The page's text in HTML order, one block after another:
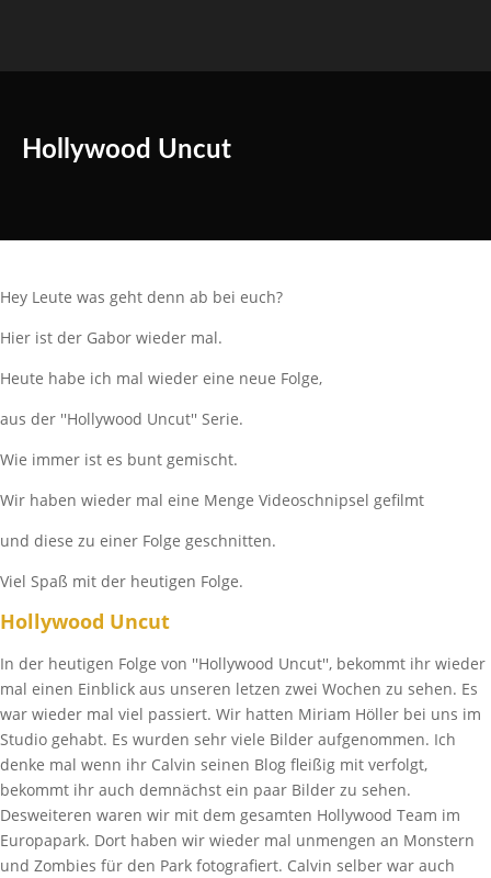
Hollywood Uncut
Hey Leute was geht denn ab bei euch?
Hier ist der Gabor wieder mal.
Heute habe ich mal wieder eine neue Folge,
aus der ''Hollywood Uncut'' Serie.
Wie immer ist es bunt gemischt.
Wir haben wieder mal eine Menge Videoschnipsel gefilmt
und diese zu einer Folge geschnitten.
Viel Spaß mit der heutigen Folge.
Hollywood Uncut
In der heutigen Folge von ''Hollywood Uncut'', bekommt ihr wieder
mal einen Einblick aus unseren letzen zwei Wochen zu sehen. Es
war wieder mal viel passiert. Wir hatten Miriam Höller bei uns im
Studio gehabt. Es wurden sehr viele Bilder aufgenommen. Ich
denke mal wenn ihr Calvin seinen Blog fleißig mit verfolgt,
bekommt ihr auch demnächst ein paar Bilder zu sehen.
Desweiteren waren wir mit dem gesamten Hollywood Team im
Europapark. Dort haben wir wieder mal unmengen an Monstern
und Zombies für den Park fotografiert. Calvin selber war auch